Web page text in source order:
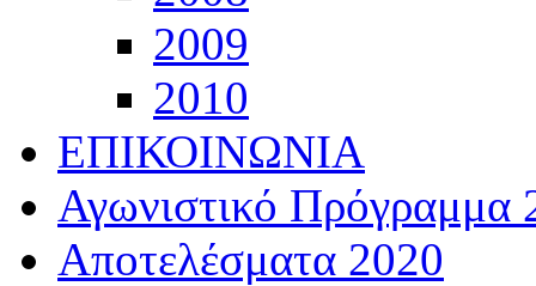
2009
2010
ΕΠΙΚΟΙΝΩΝΙΑ
Αγωνιστικό Πρόγραμμα
Αποτελέσματα 2020